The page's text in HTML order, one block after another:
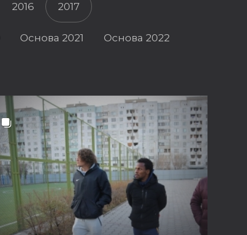
2016 2017
Основа 2021 Основа 2022